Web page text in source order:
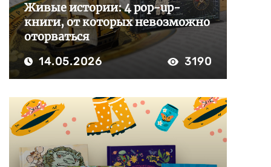
Живые истории: 4 pop-up-
книги, от которых невозможно
оторваться
14.05.2026 3190